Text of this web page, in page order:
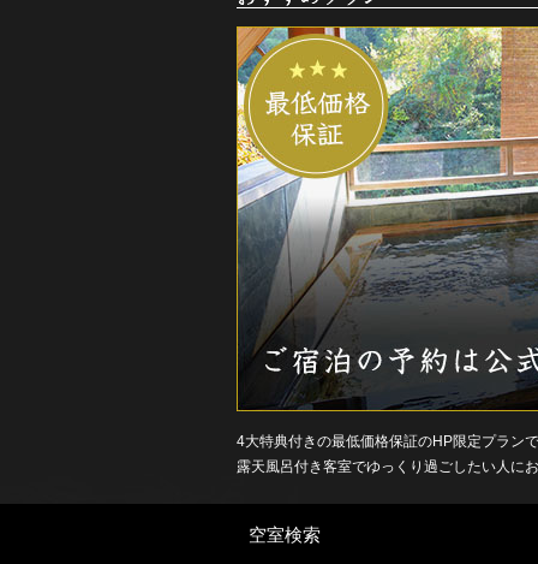
す
め
ご
宿
泊
プ
ラ
ン
4大特典付きの最低価格保証のHP限定プラン
露天風呂付き客室でゆっくり過ごしたい人に
空室検索